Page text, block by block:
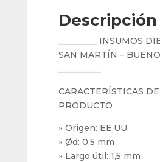
Descripción
_________ INSUMOS
SAN MARTÍN –
CARACTERÍSTICAS DE
PRODUCTO
» Origen: EE.UU.
» Ød: 0,5 mm
» Largo útil: 1,5 mm